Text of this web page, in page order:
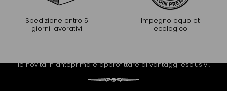
Spedizione entro 5
giorni lavorativi
Impegno equo et
ecologico
le novità in anteprima e approfittare di vantaggi esclusivi.